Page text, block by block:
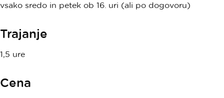
vsako sredo in petek ob 16. uri (ali po dogovoru)
Trajanje
1,5 ure
Cena